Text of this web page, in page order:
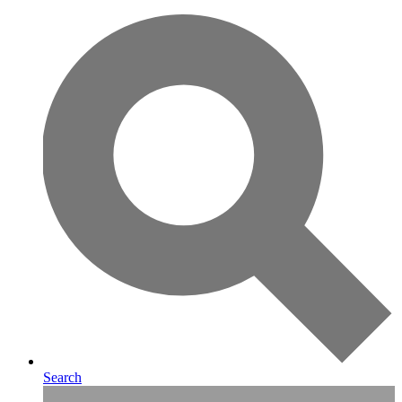
Search